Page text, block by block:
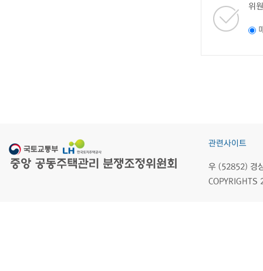
위
관련사이트
우 (52852) 경
COPYRIGHTS